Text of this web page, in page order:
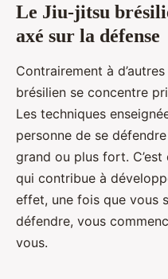
Le Jiu-jitsu
axé sur la défense
Contrairement à
brésilien se concentre
Les techniques
personne de se
grand ou plus fort.
qui contribue à
effet, une fois que vous
défendre, vous
vous.